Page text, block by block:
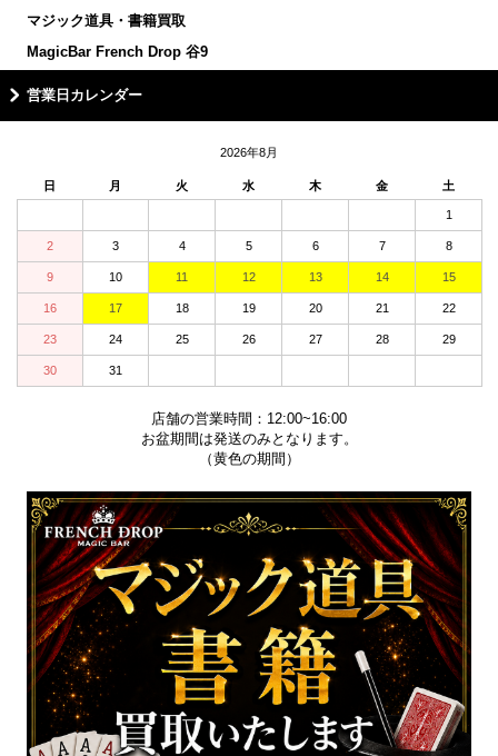
マジック道具・書籍買取
MagicBar French Drop 谷9
営業日カレンダー
2026年8月
日 月 火 水 木 金 土
1
2 3 4 5 6 7 8
9 10 11 12 13 14 15
16 17 18 19 20 21 22
23 24 25 26 27 28 29
30 31
店舗の営業時間：12:00~16:00
お盆期間は発送のみとなります。
（黄色の期間）